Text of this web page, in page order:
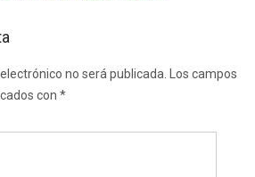
no será publicada.
Los campos
con *